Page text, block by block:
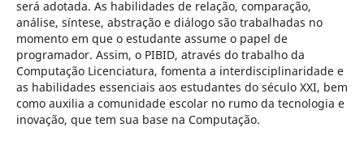
será adotada. As habilidades de relação, comparação,
análise, síntese, abstração e diálogo são trabalhadas no
momento em que o estudante assume o papel de
programador. Assim, o PIBID, através do trabalho da
Computação Licenciatura, fomenta a interdisciplinaridade e
as habilidades essenciais aos estudantes do século XXI, bem
como auxilia a comunidade escolar no rumo da tecnologia e
inovação, que tem sua base na Computação.